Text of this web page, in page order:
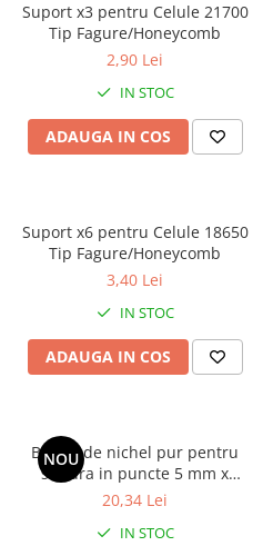
Suport x3 pentru Celule 21700
Tip Fagure/Honeycomb
2,90 Lei
IN STOC
ADAUGA IN COS
Suport x6 pentru Celule 18650
Tip Fagure/Honeycomb
3,40 Lei
IN STOC
ADAUGA IN COS
NOU
Banda de nichel pur pentru
sudura in puncte 5 mm x
0.125 mm 100 cm
20,34 Lei
IN STOC